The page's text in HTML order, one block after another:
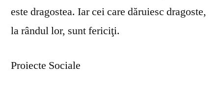
este dragostea. Iar cei care dăruiesc dragoste,
la rândul lor, sunt fericiţi.
Proiecte Sociale